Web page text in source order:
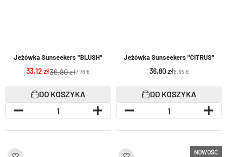
Jeżówka Sunseekers "BLUSH"
33,12 36,80 7.78 €
DO KOSZYKA
Jeżówka Sunseekers "CITRUS"
36,80 8.65 €
DO KOSZYKA
NOWOŚĆ